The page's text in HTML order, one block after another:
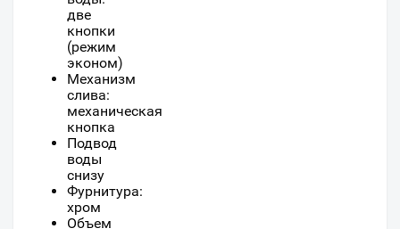
две
кнопки
(режим
эконом)
Механизм
слива:
механическая
кнопка
Подвод
воды
снизу
Фурнитура:
хром
Объем